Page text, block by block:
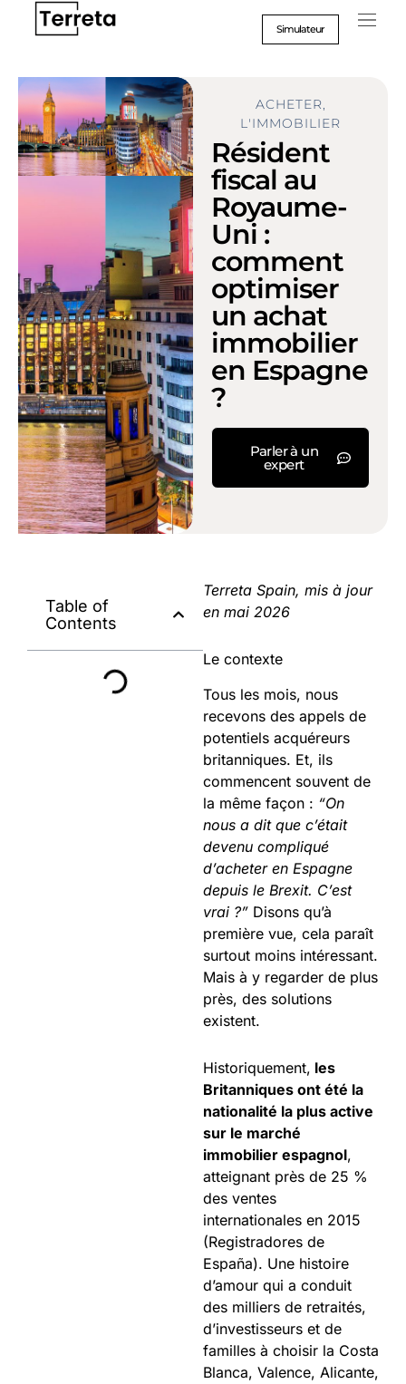
Simulateur
ACHETER,
L'IMMOBILIER
Résident
fiscal au
Royaume-
Uni :
comment
optimiser
un achat
immobilier
en Espagne
?
Parler à un
expert
Table of
Contents
Terreta Spain, mis à jour
en mai 2026
Le contexte
Tous les mois, nous
recevons des appels de
potentiels acquéreurs
britanniques. Et, ils
commencent souvent de
la même façon : “On
nous a dit que c’était
devenu compliqué
d’acheter en Espagne
depuis le Brexit. C’est
vrai ?” Disons qu’à
première vue, cela paraît
surtout moins intéressant.
Mais à y regarder de plus
près, des solutions
existent.
Historiquement, les
Britanniques ont été la
nationalité la plus active
sur le marché
immobilier espagnol,
atteignant près de 25 %
des ventes
internationales en 2015
(Registradores de
España). Une histoire
d’amour qui a conduit
des milliers de retraités,
d’investisseurs et de
familles à choisir la Costa
Blanca, Valence, Alicante,